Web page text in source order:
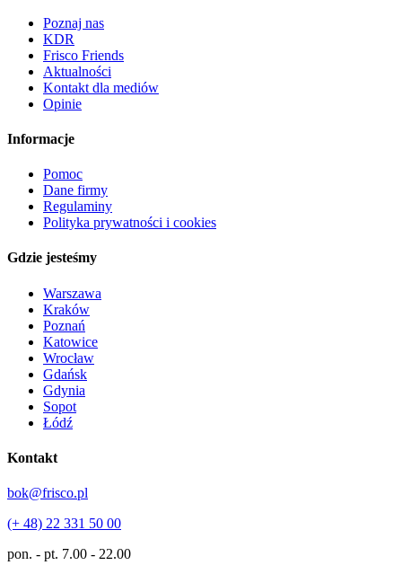
Poznaj nas
KDR
Frisco Friends
Aktualności
Kontakt dla mediów
Opinie
Informacje
Pomoc
Dane firmy
Regulaminy
Polityka prywatności i cookies
Gdzie jesteśmy
Warszawa
Kraków
Poznań
Katowice
Wrocław
Gdańsk
Gdynia
Sopot
Łódź
Kontakt
bok@frisco.pl
(+ 48) 22 331 50 00
pon. - pt. 7.00 - 22.00